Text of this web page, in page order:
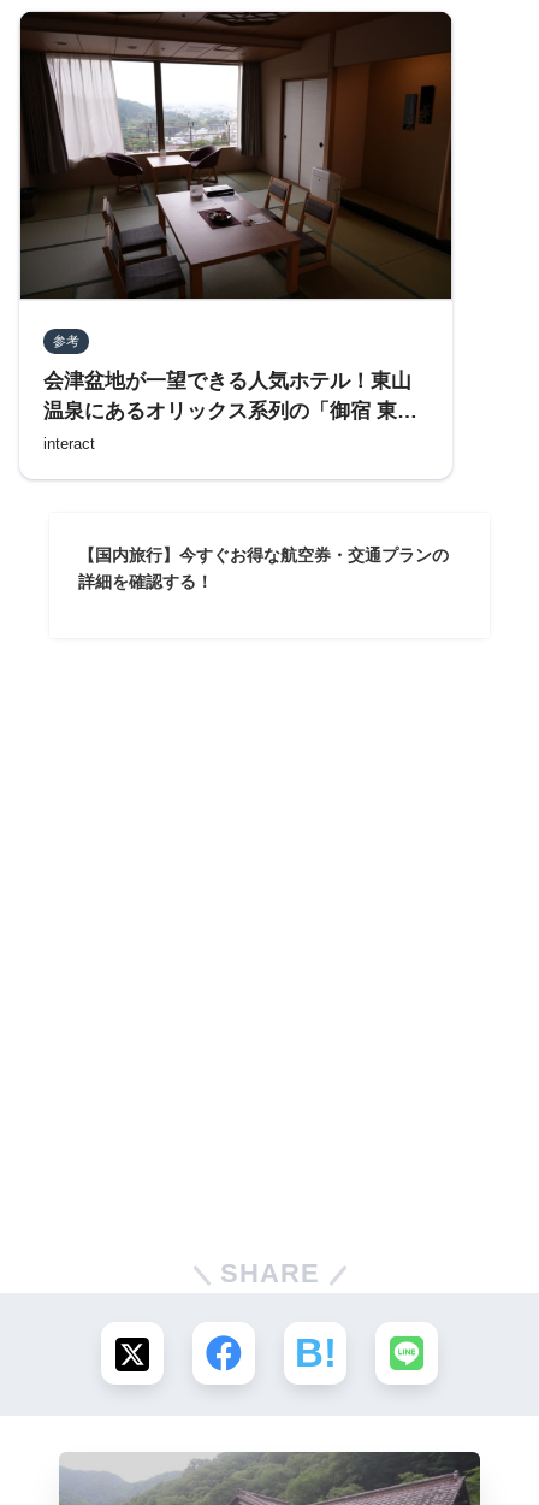
参考
会津盆地が一望できる人気ホテル！東山
温泉にあるオリックス系列の「御宿 東
鳳」に宿泊する
interact
【国内旅行】今すぐお得な航空券・交通プランの
詳細を確認する！
SHARE